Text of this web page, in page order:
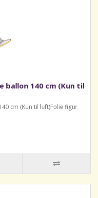
ballon 140 cm (Kun til
cm (Kun til luft)Folie figur